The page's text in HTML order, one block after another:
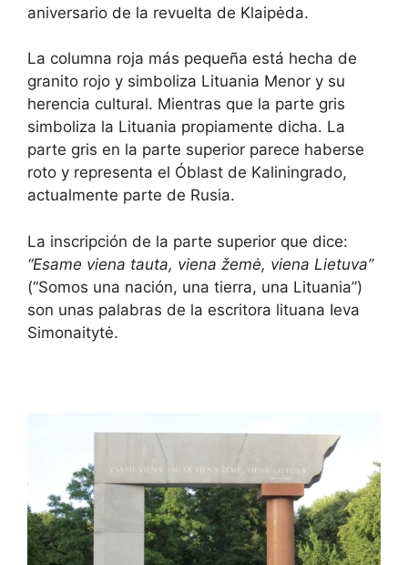
aniversario de la revuelta de Klaipėda.
La columna roja más pequeña está hecha de
granito rojo y simboliza Lituania Menor y su
herencia cultural. Mientras que la parte gris
simboliza la Lituania propiamente dicha. La
parte gris en la parte superior parece haberse
roto y representa el Óblast de Kaliningrado,
actualmente parte de Rusia.
La inscripción de la parte superior que dice:
“Esame viena tauta, viena žemė, viena Lietuva”
(“Somos una nación, una tierra, una Lituania”)
son unas palabras de la escritora lituana Ieva
Simonaitytė.